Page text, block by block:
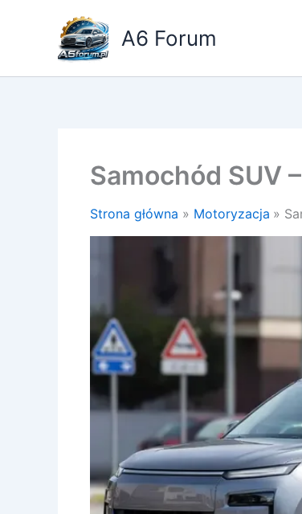
A6 Forum
Samochód SUV
Strona główna Motoryzacja